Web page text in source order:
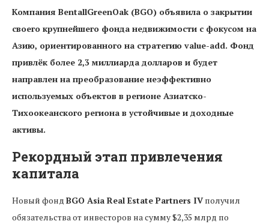
Компания BentallGreenOak (BGO) объявила о закрытии
своего крупнейшего фонда недвижимости с фокусом на
Азию, ориентированного на стратегию value-add. Фонд
привлёк более 2,3 миллиарда долларов и будет
направлен на преобразование неэффективно
используемых объектов в регионе Азиатско-
Тихоокеанского региона в устойчивые и доходные
активы.
Рекордный этап привлечения
капитала
Новый фонд BGO Asia Real Estate Partners IVполучил
обязательства от инвесторов на сумму $2,35 млрд по